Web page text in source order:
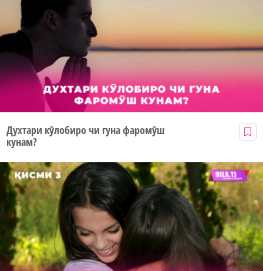
Духтари кӯлобиро чи гуна фаромӯш
кунам?